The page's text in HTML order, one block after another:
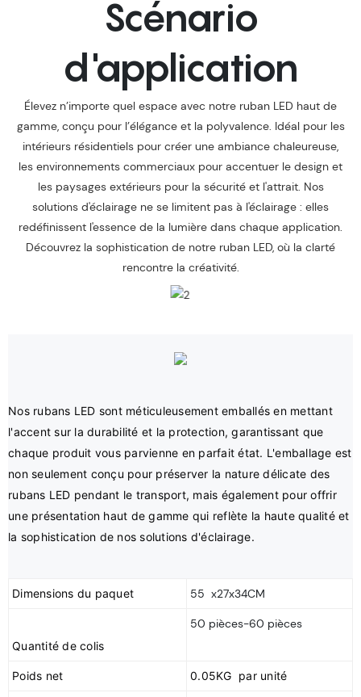
Scénario
d'application
Élevez n’importe quel espace avec notre ruban LED haut de
gamme, conçu pour l’élégance et la polyvalence. Idéal pour les
intérieurs résidentiels pour créer une ambiance chaleureuse,
les environnements commerciaux pour accentuer le design et
les paysages extérieurs pour la sécurité et l'attrait. Nos
solutions d'éclairage ne se limitent pas à l'éclairage : elles
redéfinissent l'essence de la lumière dans chaque application.
Découvrez la sophistication de notre ruban LED, où la clarté
rencontre la créativité.
Nos rubans LED sont méticuleusement emballés en mettant
l'accent sur la durabilité et la protection, garantissant que
chaque produit vous parvienne en parfait état. L'emballage est
non seulement conçu pour préserver la nature délicate des
rubans LED pendant le transport, mais également pour offrir
une présentation haut de gamme qui reflète la haute qualité et
Dimensions du paquet 55 x27x34CM
50 pièces-60 pièces
Poids net 0.05KG par unité